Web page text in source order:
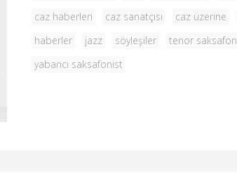
caz haberleri
caz sanatçısı caz üzerine
haberler
jazz söyleşiler
tenor saksafon
yabancı saksafonist